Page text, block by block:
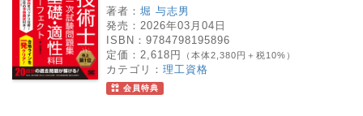
著者： 堀 与志男
発売： 2026年03月04日
ISBN： 9784798195896
定価： 2,618円 （本体2,380円＋税10%）
カテゴリ： 理工資格
会員特典